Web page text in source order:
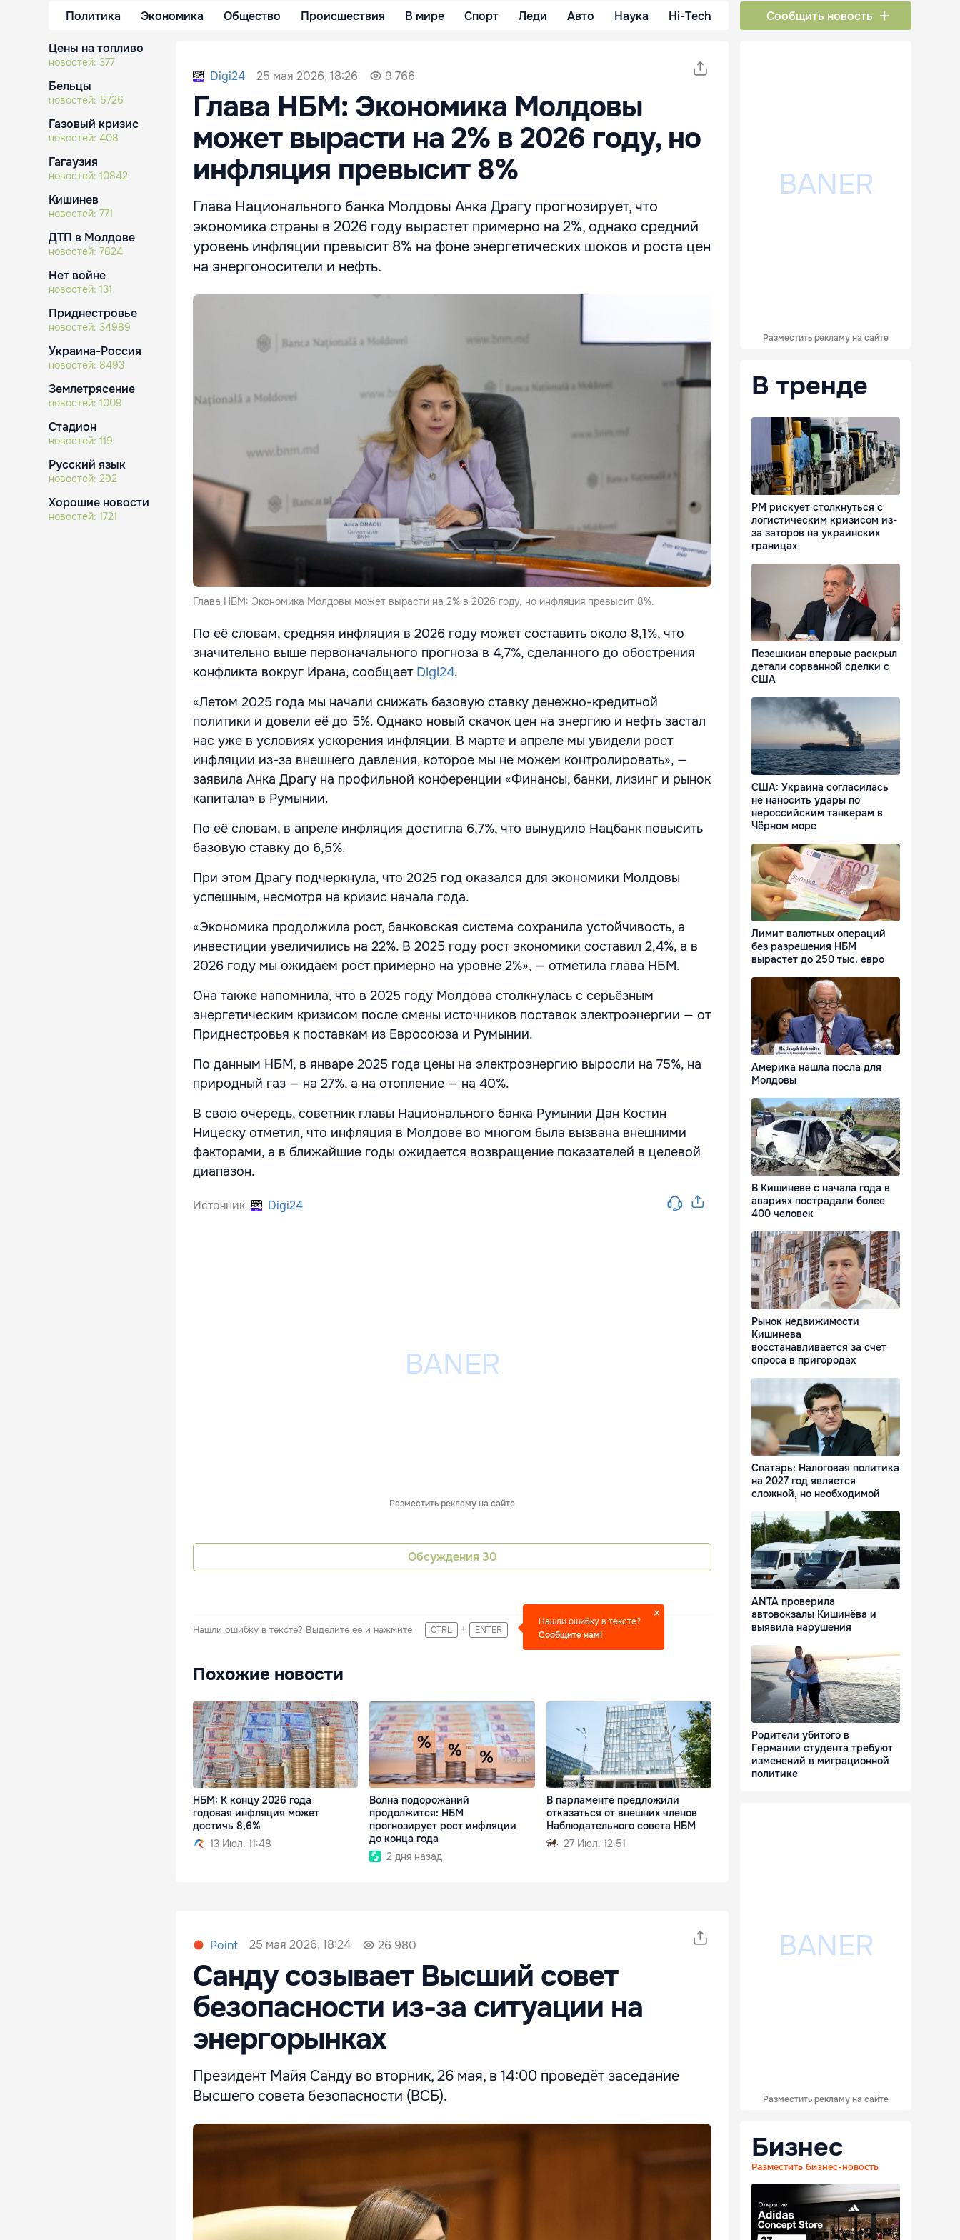
Политика Экономика Общество Происшествия В мире Спорт Леди Авто Наука Hi-Tech Сообщить новость
Цены на топливо
новостей: 377
Бельцы
новостей: 5726
Газовый кризис
новостей: 408
Гагаузия
новостей: 10842
Кишинев
новостей: 771
ДТП в Молдове
новостей: 7824
Нет войне
новостей: 131
Приднестровье
новостей: 34989
Украина-Россия
новостей: 8493
Землетрясение
новостей: 1009
Стадион
новостей: 119
Русский язык
новостей: 292
Хорошие новости
новостей: 1721
Digi24 25 мая 2026, 18:26 9 766
Глава НБМ: Экономика Молдовы
может вырасти на 2% в 2026 году, но
инфляция превысит 8%
Глава Национального банка Молдовы Анка Драгу прогнозирует, что
экономика страны в 2026 году вырастет примерно на 2%, однако средний
уровень инфляции превысит 8% на фоне энергетических шоков и роста цен
на энергоносители и нефть.
Глава НБМ: Экономика Молдовы может вырасти на 2% в 2026 году, но инфляция превысит 8%.
По её словам, средняя инфляция в 2026 году может составить около 8,1%, что
значительно выше первоначального прогноза в 4,7%, сделанного до обострения
конфликта вокруг Ирана, сообщает Digi24.
«Летом 2025 года мы начали снижать базовую ставку денежно-кредитной
политики и довели её до 5%. Однако новый скачок цен на энергию и нефть застал
нас уже в условиях ускорения инфляции. В марте и апреле мы увидели рост
инфляции из-за внешнего давления, которое мы не можем контролировать», —
заявила Анка Драгу на профильной конференции «Финансы, банки, лизинг и рынок
капитала» в Румынии.
По её словам, в апреле инфляция достигла 6,7%, что вынудило Нацбанк повысить
базовую ставку до 6,5%.
При этом Драгу подчеркнула, что 2025 год оказался для экономики Молдовы
успешным, несмотря на кризис начала года.
«Экономика продолжила рост, банковская система сохранила устойчивость, а
инвестиции увеличились на 22%. В 2025 году рост экономики составил 2,4%, а в
2026 году мы ожидаем рост примерно на уровне 2%», — отметила глава НБМ.
Она также напомнила, что в 2025 году Молдова столкнулась с серьёзным
энергетическим кризисом после смены источников поставок электроэнергии — от
Приднестровья к поставкам из Евросоюза и Румынии.
По данным НБМ, в январе 2025 года цены на электроэнергию выросли на 75%, на
природный газ — на 27%, а на отопление — на 40%.
В свою очередь, советник главы Национального банка Румынии Дан Костин
Ницеску отметил, что инфляция в Молдове во многом была вызвана внешними
факторами, а в ближайшие годы ожидается возвращение показателей в целевой
диапазон.
Источник Digi24
Разместить рекламу на сайте
Обсуждения 30
Нашли ошибку в тексте? Выделите ее и нажмите CTRL + ENTER
Нашли ошибку в тексте?
Сообщите нам!
Похожие новости
НБМ: К концу 2026 года
годовая инфляция может
достичь 8,6%
13 Июл. 11:48
Волна подорожаний
продолжится: НБМ
прогнозирует рост инфляции
до конца года
2 дня назад
В парламенте предложили
отказаться от внешних членов
Наблюдательного совета НБМ
27 Июл. 12:51
Point 25 мая 2026, 18:24 26 980
Санду созывает Высший совет
безопасности из-за ситуации на
энергорынках
Президент Майя Санду во вторник, 26 мая, в 14:00 проведёт заседание
Высшего совета безопасности (ВСБ).
Разместить рекламу на сайте
В тренде
РМ рискует столкнуться с
логистическим кризисом из-
за заторов на украинских
границах
Пезешкиан впервые раскрыл
детали сорванной сделки с
США
США: Украина согласилась
не наносить удары по
нероссийским танкерам в
Чёрном море
Лимит валютных операций
без разрешения НБМ
вырастет до 250 тыс. евро
Америка нашла посла для
Молдовы
В Кишиневе с начала года в
авариях пострадали более
400 человек
Рынок недвижимости
Кишинева
восстанавливается за счет
спроса в пригородах
Спатарь: Налоговая политика
на 2027 год является
сложной, но необходимой
ANTA проверила
автовокзалы Кишинёва и
выявила нарушения
Родители убитого в
Германии студента требуют
изменений в миграционной
политике
Разместить рекламу на сайте
Бизнес
Разместить бизнес-новость